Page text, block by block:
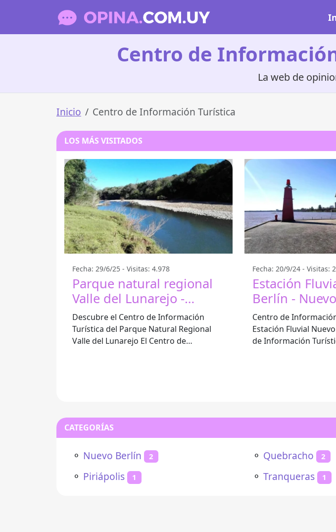
Centro de
La web de
Inicio Centro de Información Turística
LOS MÁS VISITADOS
Fecha: 29/6/25 - Visitas: 4.978
Parque natural regional
Valle del Lunarejo -
Tranqueras
Descubre el Centro de Información
Turística del Parque Natural Regional
Valle del Lunarejo El Centro de
Fecha: 20/9/24 - Visitas:
Estación
Berlín -
Centro de
Estación Fluvial Nuevo Berlín
de Información
CATEGORÍAS
⚬ Nuevo Berlín 2
⚬ Piriápolis 1
⚬ Quebracho 2
⚬ Tranqueras 1